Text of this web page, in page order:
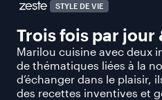
STYLE DE VIE
Trois fois par jour
Marilou cuisine avec deux
de thématiques liées à la
d’échanger dans le plaisir,
des recettes inventives et